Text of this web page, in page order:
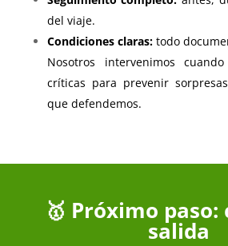
del viaje.
Condiciones claras:todo
Nosotros intervenimos
críticas para prevenir
que defendemos.
🥇 Próximo
salida